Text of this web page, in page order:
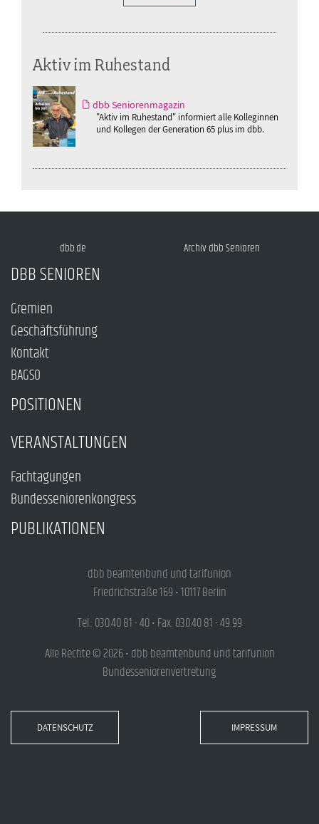
Aktiv im Ruhestand
dbb Seniorenmagazin
"Aktiv im Ruhestand" informiert alle Kolleginnen
und Kollegen der Generation 65 plus im dbb.
dbb.de Archiv dbb Senioren
DBB SENIOREN
Gremien
Geschäftsführung
Kontakt
BAGSO
POSITIONEN
VERANSTALTUNGEN
Fachtagungen
Bundesseniorenkongress
PUBLIKATIONEN
dbb beamtenbund und tarifunion
Friedrichstraße 169 • 10117 Berlin
Tel.: 030.40 81 - 40 • Fax: 030.40 81 - 49 99
Alle Rechte © 2026 • dbb beamtenbund und tarifunion
Bundesseniorenvertretung
DATENSCHUTZ IMPRESSUM